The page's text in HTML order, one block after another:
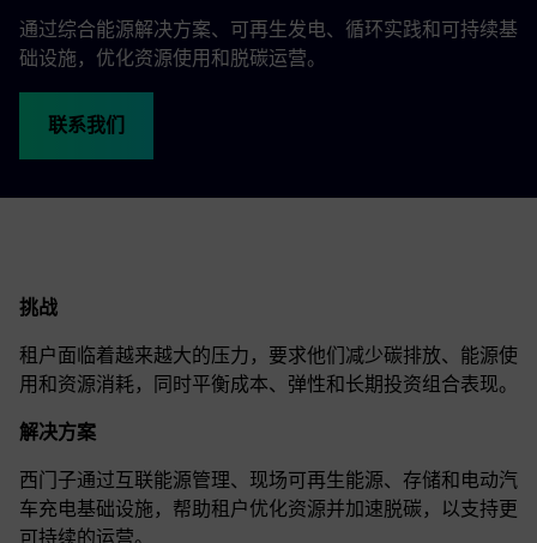
通过综合能源解决方案、可再生发电、循环实践和可持续基
础设施，优化资源使用和脱碳运营。
联系我们
挑战
租户面临着越来越大的压力，要求他们减少碳排放、能源使
用和资源消耗，同时平衡成本、弹性和长期投资组合表现。
解决方案
西门子通过互联能源管理、现场可再生能源、存储和电动汽
车充电基础设施，帮助租户优化资源并加速脱碳，以支持更
可持续的运营。